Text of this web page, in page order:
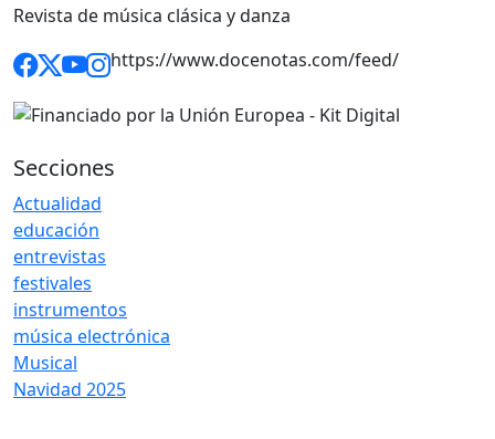
Revista de música clásica y danza
https://www.docenotas.com/feed/
Secciones
Actualidad
educación
entrevistas
festivales
instrumentos
música electrónica
Musical
Navidad 2025